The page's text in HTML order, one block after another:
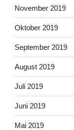
November 2019
Oktober 2019
September 2019
August 2019
Juli 2019
Juni 2019
Mai 2019